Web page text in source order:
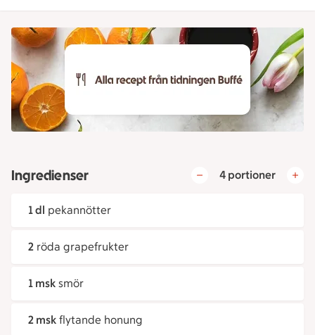
Ingredienser 4 portioner
1 dl pekannötter
2 röda grapefrukter
1 msk smör
2 msk flytande honung